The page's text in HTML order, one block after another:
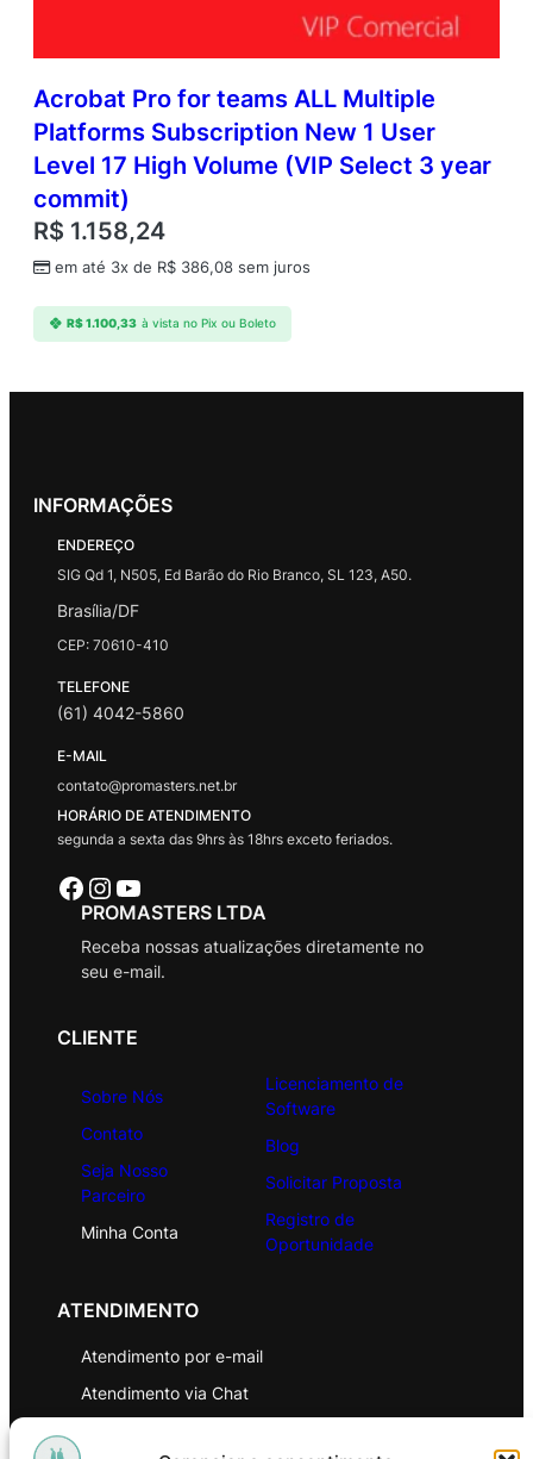
Acrobat Pro for teams ALL Multiple
Platforms Subscription New 1 User
Level 17 High Volume (VIP Select 3 year
commit)
R$ 1.158,24
em até 3x de R$ 386,08 sem juros
R$1.100,33 à vista no Pix ou Boleto
INFORMAÇÕES
ENDEREÇO
SIG Qd 1, N505, Ed Barão do Rio Branco, SL 123, A50.
Brasília/DF
CEP: 70610-410
TELEFONE
(61) 4042-5860
E-MAIL
contato@promasters.net.br
HORÁRIO DE ATENDIMENTO
segunda a sexta das 9hrs às 18hrs exceto feriados.
Facebook Instagram Youtube
PROMASTERS LTDA
Receba nossas atualizações diretamente no
seu e-mail.
CLIENTE
Sobre Nós
Contato
Seja Nosso
Parceiro
Minha Conta
Licenciamento de
Software
Blog
Solicitar Proposta
Registro de
Oportunidade
ATENDIMENTO
Atendimento por e-mail
Atendimento via Chat